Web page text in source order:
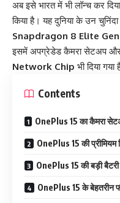
अब इसे भारत में भी लॉन्च कर
किया है। यह दुनिया के उन
Snapdragon 8 Elite Gen
इसमें अपग्रेडेड कैमरा सेटअप और
Network Chip भी दिया गया
Contents
OnePlus 15 का कैमरा
OnePlus 15 की
OnePlus 15 की बड़ी
OnePlus 15 के बेहतरीन